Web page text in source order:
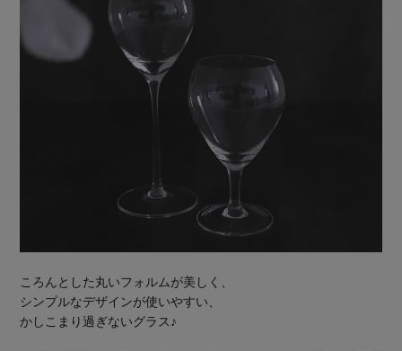
ころんとした丸いフォルムが美しく、
シンプルなデザインが使いやすい、
かしこまり過ぎないグラス♪